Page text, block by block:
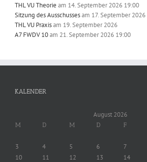
THL VU Theorie am 14. September 2026 19:00
Sitzung des Ausschussesam 17. September
THL VU Praxisam 19. September 2026
A7 FWDV 10am 21. September 2026 19:00
KALENDER
August 2026
M D M D F
3
4 5 6 7
10
11 12 13 14